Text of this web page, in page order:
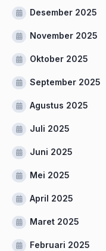
Desember 2025
November 2025
Oktober 2025
September 2025
Agustus 2025
Juli 2025
Juni 2025
Mei 2025
April 2025
Maret 2025
Februari 2025